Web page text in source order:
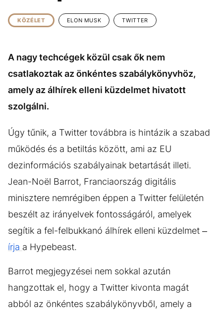
ÉLETMÓD DESIGN
VIDEÓ TÖRTÉNETEK
GASZTRO
KÖZÉLET ELON MUSK TWITTER
A nagy techcégek közül csak ők nem
csatlakoztak az önkéntes szabálykönyvhöz,
amely az álhírek elleni küzdelmet hivatott
szolgálni.
Úgy tűnik, a Twitter továbbra is hintázik a szabad
működés és a betiltás között, ami az EU
dezinformációs szabályainak betartását illeti.
Jean-Noël Barrot, Franciaország digitális
minisztere nemrégiben éppen a Twitter felületén
beszélt az irányelvek fontosságáról, amelyek
segítik a fel-felbukkanó álhírek elleni küzdelmet –
írja a Hypebeast.
Barrot megjegyzései nem sokkal azután
hangzottak el, hogy a Twitter kivonta magát
abból az önkéntes szabálykönyvből, amely a